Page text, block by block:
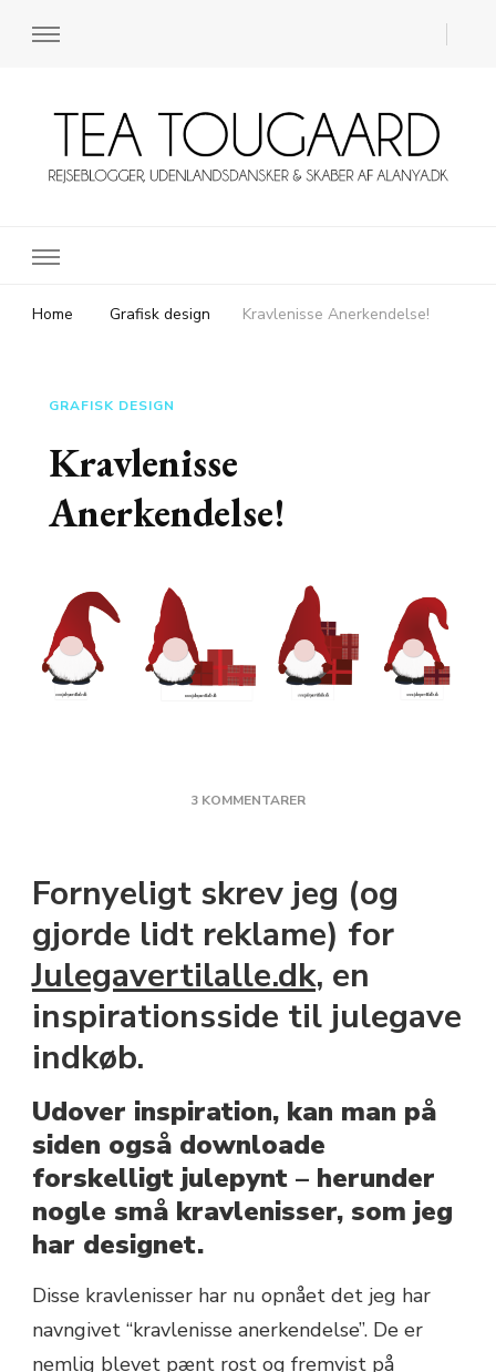
Home Grafisk design Kravlenisse Anerkendelse!
GRAFISK DESIGN
Kravlenisse
Anerkendelse!
3 KOMMENTARERTIL
Fornyeligt skrev jeg (og
gjorde lidt reklame) for
Julegavertilalle.dk, en
inspirationsside til julegave
indkøb.
Udover inspiration, kan man på
siden også downloade
forskelligt julepynt – herunder
nogle små kravlenisser, som jeg
har designet.
Disse kravlenisser har nu opnået det jeg har
navngivet “kravlenisse anerkendelse”. De er
nemlig blevet pænt rost og fremvist på